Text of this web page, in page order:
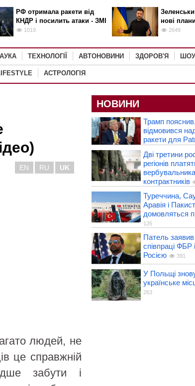
РФ отримала ракети від
КНДР і посилить атаки - ЗМІ
1019
нові
2649
ТЕХНОЛОГІЇ АВТОНОВИНИ ЗДОРОВ'Я
АСТРОЛОГІЯ
EN RU UK
людей, не
це справжній
забути і
НОВИНИ
Трамп
відмовився
ракети для
Дві третини
регіонів
контрактників
Туреччина,
Аравія і
домовляться
126
Патель
співпраці ФБР
Росією
391
У Польщі
українське
263